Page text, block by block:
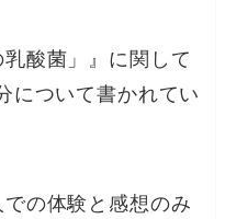
乳酸菌」』に関して
について書かれてい
の体験と感想のみ